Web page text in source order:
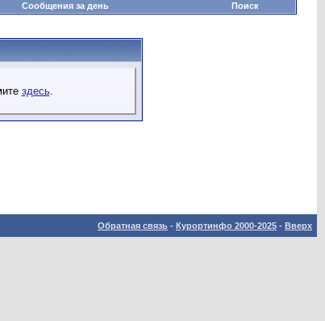
Сообщения за день Поиск
здесь.
Обратная связь - Курортинфо 2000-2025 - Вверх